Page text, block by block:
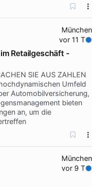
München
vor 11 T
Retailgeschäft -
SIE AUS ZAHLEN
Umfeld
Automobilversicherung,
bieten
an, um die
München
vor 9 T